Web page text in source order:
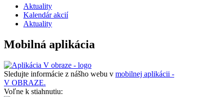
Aktuality
Kalendár akcií
Aktuality
Mobilná aplikácia
Sledujte informácie z nášho webu v mobilnej aplikácii -
V OBRAZE.
Voľne k stiahnutiu: